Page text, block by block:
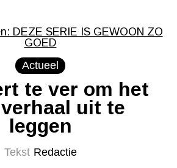
Actueel
te ver om het
uit te
leggen
Tekst Redactie